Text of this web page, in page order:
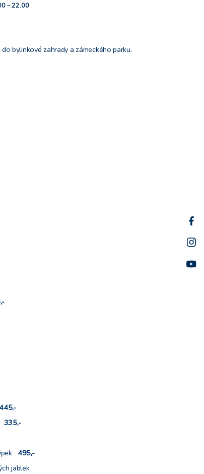
– 22.00
bylinkové zahrady a zámeckého parku.
445,-
335,-
495,-
jablek